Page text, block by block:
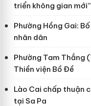
triển không gian mới”
Phường Hồng Gai:
nhân dân
Phường Tam Thắng
Thiền viện Bồ Đề
Lào Cai chấp thuận
tại Sa Pa